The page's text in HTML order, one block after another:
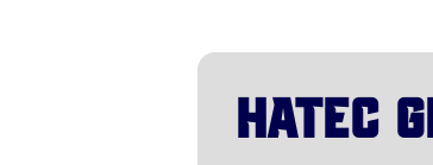
HATEC